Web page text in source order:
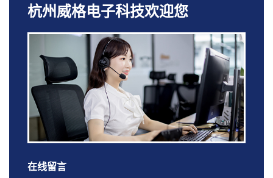
杭州威格电子科技欢迎您
在线留言